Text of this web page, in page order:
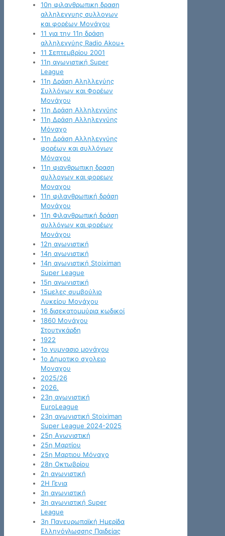
10η φιλανθρωπικη δραση
αλληλεγγυης συλλογων
και φορέων Μονάχου
11 για την 11η δράση
αλληλεγγύης Radio Akou+
11 Σεπτεμβρίου 2001
11η αγωνιστική Super
League
11η Δράση Αληλλεγύης
Συλλόγων και Φορέων
Μονάχου
11η Δράση Αλληλεγγύης
11η Δράση Αλληλεγγύης
Μόναχο
11η Δράση Αλληλεγγύης
φορέων και συλλόγων
Μόναχου
11η φιανθρωπικη δραση
συλλογων και φορεων
Μοναχου
11η φιλανθρωπική δράση
Μονάχου
11η Φιλανθρωπική δράση
συλλόγων και φορέων
Μονάχου
12η αγωνιστική
14η αγωνιστική
14η αγωνιστική Stoiximan
Super League
15η αγωνιστική
15μελες συμβούλιο
Λυκείου Μονάχου
16 δισεκατομμύρια κωδικοί
1860 Μονάχου
Στουτγκάρδη
1922
1ο γυμνασιο μονάχου
1ο Δημοτικο σχολειο
Μοναχου
2025/26
2026.
23η αγωνιστική
EuroLeague
23η αγωνιστική Stoiximan
Super League 2024-2025
25η Αγωνιστική
25η Μαρτίου
25η Μαρτιου Μόναχο
28η Οκτωβρίου
2η αγωνιστική
2Η Γενια
3η αγωνιστική
3η αγωνιστική Super
League
3η Πανευρωπαϊκή Ημερίδα
Ελληνόγλωσσης Παιδείας